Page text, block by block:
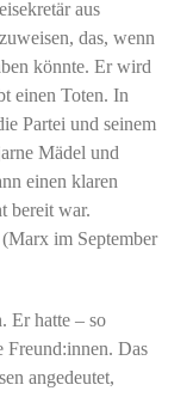
aus
das, wenn
könnte. Er wird
einen Toten. In
Partei und seinem
Mädel und
einen klaren
bereit war.
(Marx im September
Er hatte – so
Freund:innen. Das
angedeutet,